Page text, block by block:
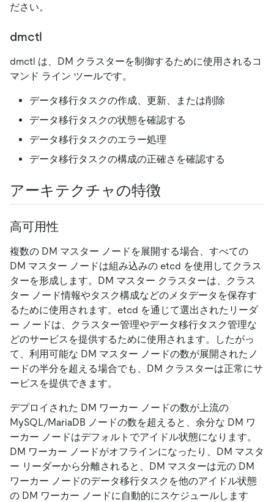
ださい。
dmctl
dmctl は、DM クラスターを制御するために使用されるコ
マンド ライン ツールです。
データ移行タスクの作成、更新、または削除
データ移行タスクの状態を確認する
データ移行タスクのエラー処理
データ移行タスクの構成の正確さを確認する
アーキテクチャの特徴
高可用性
複数の DM マスター ノードを展開する場合、すべての
DM マスター ノードは組み込みの etcd を使用してクラス
ターを形成します。DM マスター クラスターは、クラス
ター ノード情報やタスク構成などのメタデータを保存す
るために使用されます。etcd を通じて選出されたリーダ
ー ノードは、クラスター管理やデータ移行タスク管理な
どのサービスを提供するために使用されます。したがっ
て、利用可能な DM マスター ノードの数が展開されたノ
ードの半分を超える場合でも、DM クラスターは正常にサ
ービスを提供できます。
デプロイされた DM ワーカー ノードの数が上流の
MySQL/MariaDB ノードの数を超えると、余分な DM ワ
ーカー ノードはデフォルトでアイドル状態になります。
DM ワーカー ノードがオフラインになったり、DM マスタ
ー リーダーから分離されると、DM マスターは元の DM
ワーカー ノードのデータ移行タスクを他のアイドル状態
の DM ワーカー ノードに自動的にスケジュールします